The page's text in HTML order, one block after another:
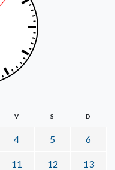
V S D
4 5 6
11 12 13